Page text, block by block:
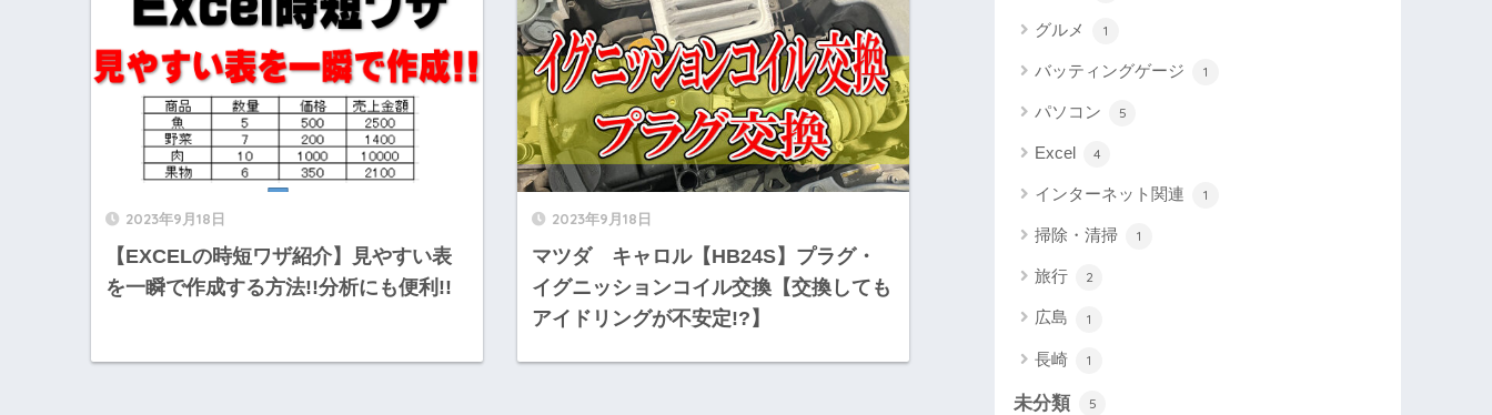
2023年9月18日
【EXCELの時短ワザ紹介】見やすい表
を一瞬で作成する方法!!分析にも便利!!
2023年9月18日
マツダ キャロル【HB24S】プラグ・
イグニッションコイル交換【交換しても
アイドリングが不安定!?】
グルメ 1
バッティングゲージ 1
パソコン 5
Excel 4
インターネット関連 1
掃除・清掃 1
旅行 2
広島 1
長崎 1
未分類 5